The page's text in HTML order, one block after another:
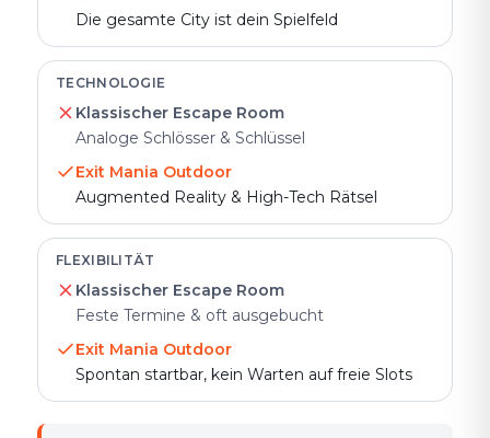
Die gesamte City ist dein Spielfeld
TECHNOLOGIE
Klassischer Escape Room
Analoge Schlösser & Schlüssel
Exit Mania Outdoor
Augmented Reality & High-Tech Rätsel
FLEXIBILITÄT
Klassischer Escape Room
Feste Termine & oft ausgebucht
Exit Mania Outdoor
Spontan startbar, kein Warten auf freie Slots